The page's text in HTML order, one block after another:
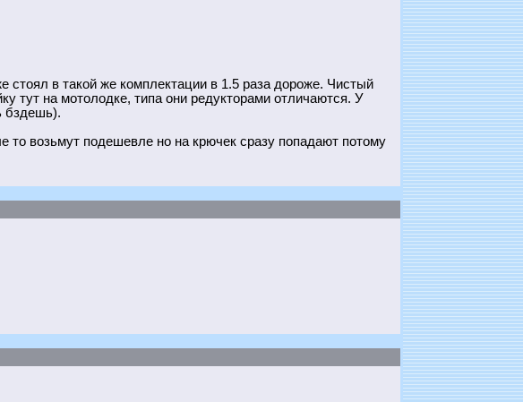
стоял в такой же комплектации в 1.5 раза дороже. Чистый
тут на мотолодке, типа они редукторами отличаются. У
бздешь).
возьмут подешевле но на крючек сразу попадают потому